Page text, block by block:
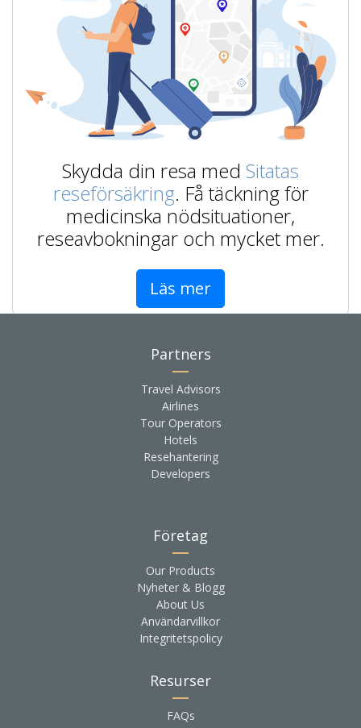
Skydda din resa med Sitatas
reseförsäkring. Få täckning för
medicinska nödsituationer,
reseavbokningar och mycket mer.
Läs mer
Partners
Travel Advisors
Airlines
Tour Operators
Hotels
Resehantering
Developers
Företag
Our Products
Nyheter & Blogg
About Us
Användarvillkor
Integritetspolicy
Resurser
FAQs